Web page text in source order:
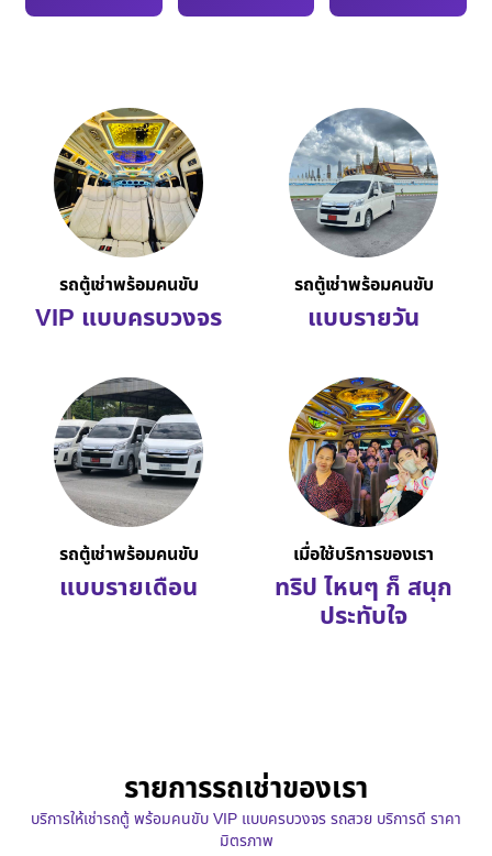
รถตู้เช่าพร้อมคนขับ
VIP แบบครบวงจร
รถตู้เช่าพร้อมคนขับ
แบบรายวัน
รถตู้เช่าพร้อมคนขับ
แบบรายเดือน
เมื่อใช้บริการของเรา
ทริป ไหนๆ ก็ สนุก
ประทับใจ
รายการรถเช่าของเรา
บริการให้เช่ารถตู้ พร้อมคนขับ VIP แบบครบวงจร รถสวย บริการดี ราคา
มิตรภาพ